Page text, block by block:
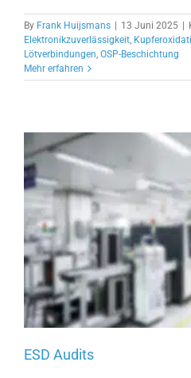
By Frank Huijsmans 13 Juni 2025
Elektronikzuverlässigkeit,
Lötverbindungen, OSP-Beschichtung
Mehr erfahren
ESD Audits